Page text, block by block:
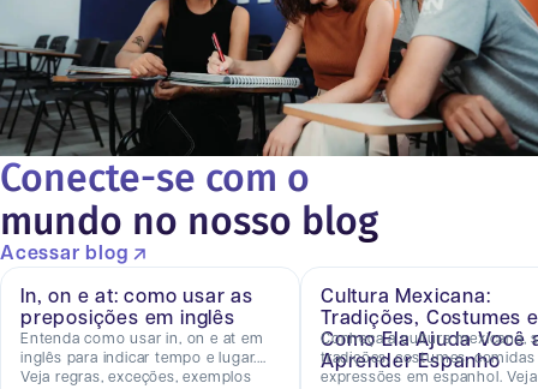
Conecte-se com o
mundo no nosso blog
Acessar blog
In, on e at: como usar as
preposições em inglês
Entenda como usar in, on e at em
inglês para indicar tempo e lugar.
Veja regras, exceções, exemplos
Cultura Mexicana:
Tradições, Costumes e
Como Ela Ajuda Você
Aprender Espanho
Conheça a cultura mexicana,
tradições, costumes, comidas
expressões em espanhol. Veja